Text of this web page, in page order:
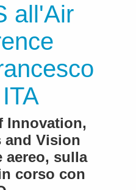
all'Air
Innovation,
and Vision
aereo, sulla
corso con